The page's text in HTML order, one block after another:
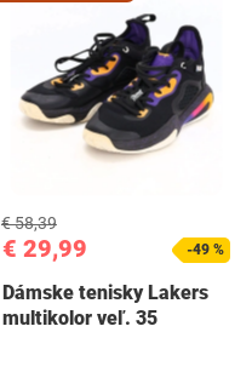
€ 29,99
€ 58,39
-49 %
Dámske tenisky Lakers
multikolor veľ. 35